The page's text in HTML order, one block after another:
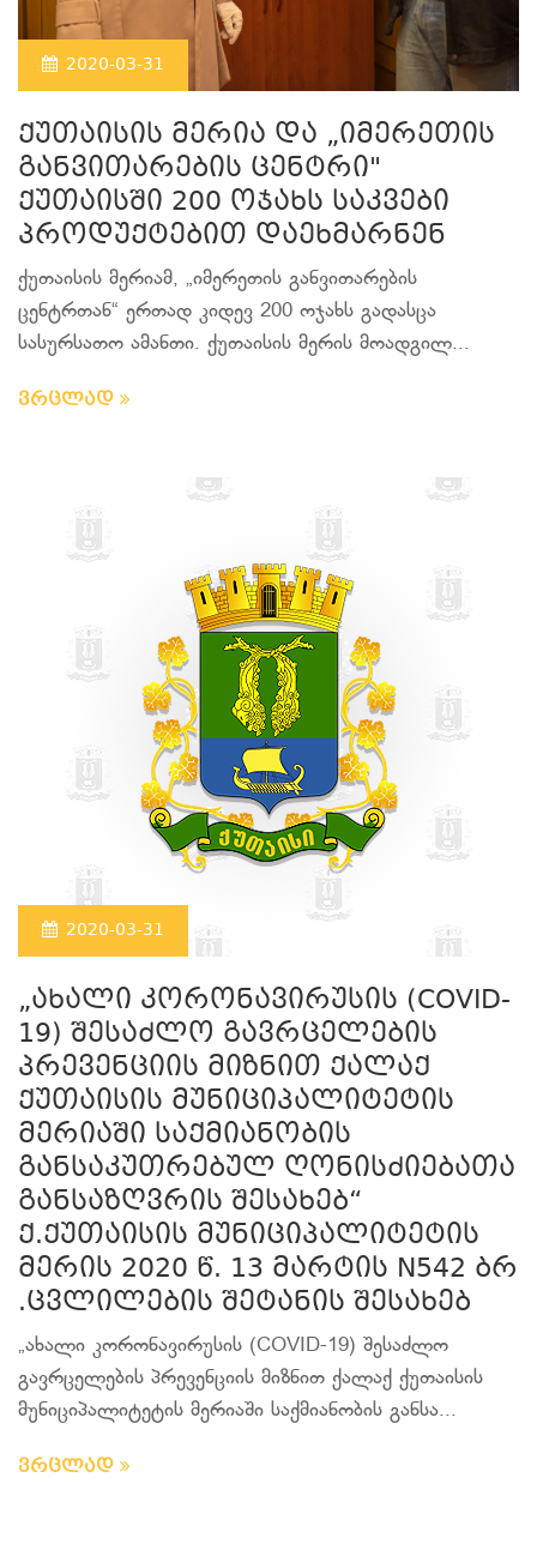
2020-03-31
ქუთაისის მერია და „იმერეთის
განვითარების ცენტრი"
ქუთაისში 200 ოჯახს საკვები
პროდუქტებით დაეხმარნენ
ქუთაისის მერიამ, „იმერეთის განვითარების
ცენტრთან“ ერთად კიდევ 200 ოჯახს გადასცა
სასურსათო ამანთი. ქუთაისის მერის მოადგილ...
ვრცლად
2020-03-31
„ახალი კორონავირუსის (COVID-
19) შესაძლო გავრცელების
პრევენციის მიზნით ქალაქ
ქუთაისის მუნიციპალიტეტის
მერიაში საქმიანობის
განსაკუთრებულ ღონისძიებათა
განსაზღვრის შესახებ“
ქ.ქუთაისის მუნიციპალიტეტის
მერის 2020 წ. 13 მარტის N542 ბრ
.ცვლილების შეტანის შესახებ
„ახალი კორონავირუსის (COVID-19) შესაძლო
გავრცელების პრევენციის მიზნით ქალაქ ქუთაისის
მუნიციპალიტეტის მერიაში საქმიანობის განსა...
ვრცლად